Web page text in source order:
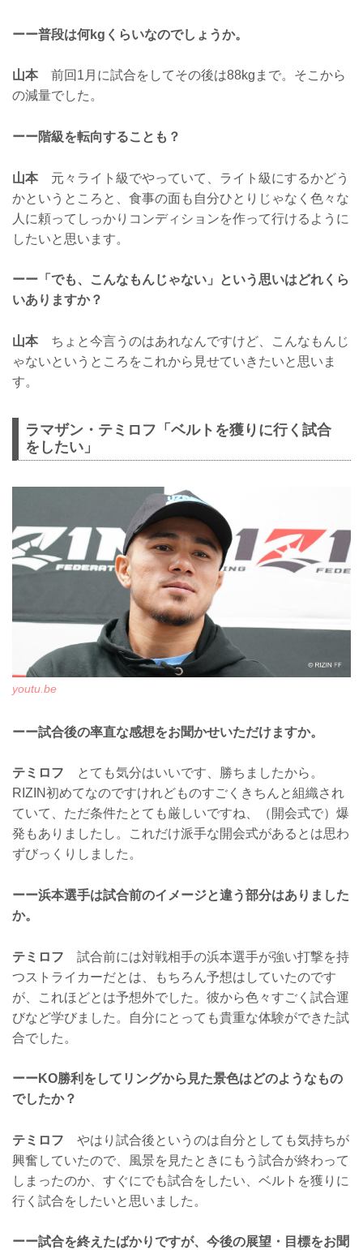
ーー普段は何kgくらいなのでしょうか。
山本前回1月に試合をしてその後は88kgまで。そこから
の減量でした。
ーー階級を転向することも？
山本元々ライト級でやっていて、ライト級にするかどう
かというところと、食事の面も自分ひとりじゃなく色々な
人に頼ってしっかりコンディションを作って行けるように
したいと思います。
ーー「でも、こんなもんじゃない」という思いはどれくら
いありますか？
山本ちょと今言うのはあれなんですけど、こんなもんじ
ゃないというところをこれから見せていきたいと思いま
す。
ラマザン・テミロフ「ベルトを獲りに行く試合
をしたい」
youtu.be
ーー試合後の率直な感想をお聞かせいただけますか。
テミロフ とても気分はいいです、勝ちましたから。
RIZIN初めてなのですけれどものすごくきちんと組織され
ていて、ただ条件たとても厳しいですね、（開会式で）爆
発もありましたし。これだけ派手な開会式があるとは思わ
ずびっくりしました。
ーー浜本選手は試合前のイメージと違う部分はありました
か。
テミロフ 試合前には対戦相手の浜本選手が強い打撃を持
つストライカーだとは、もちろん予想はしていたのです
が、これほどとは予想外でした。彼から色々すごく試合運
びなど学びました。自分にとっても貴重な体験ができた試
合でした。
ーーKO勝利をしてリングから見た景色はどのようなもの
でしたか？
テミロフ やはり試合後というのは自分としても気持ちが
興奮していたので、風景を見たときにもう試合が終わって
しまったのか、すぐにでも試合をしたい、ベルトを獲りに
行く試合をしたいと思いました。
ーー試合を終えたばかりですが、今後の展望・目標をお聞